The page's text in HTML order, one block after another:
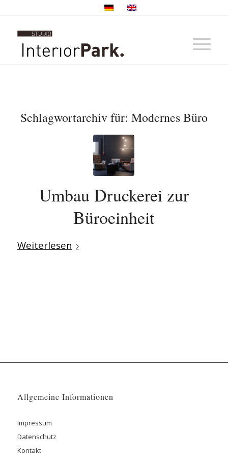
Schlagwortarchiv für: Modernes Büro
Umbau Druckerei zur
Büroeinheit
Weiterlesen
Allgemeine Informationen
Impressum
Datenschutz
Kontakt